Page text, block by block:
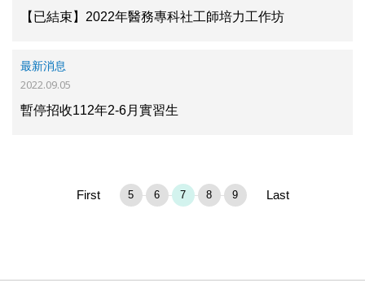
【已結束】2022年醫務專科社工師培力工作坊
最新消息
暫停招收112年2-6月實習生
2022.09.05
First 5 6 7 8 9 Last